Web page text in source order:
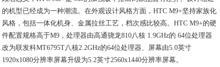
的机型已经成为一种潮流。在外观设计风格方面，HTC M9+坚持家族化
风格，包括一体化机身、金属拉丝工艺，档次感比较高。HTC M9+的硬
件配置规格高于M9，处理器由高通骁龙810八核 1.9GHz的 64位处理器
改为联发科MT6795T八核2.2GHz的64位处理器、屏幕由5.0英寸
1920x1080分辨率屏幕升级为5.2英寸2560x1440分辨率屏幕。